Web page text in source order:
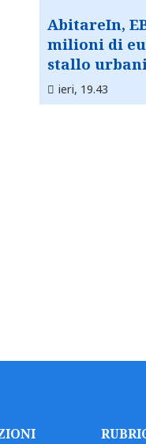
AbitareIn,
milioni di
stallo
ieri, 19.43